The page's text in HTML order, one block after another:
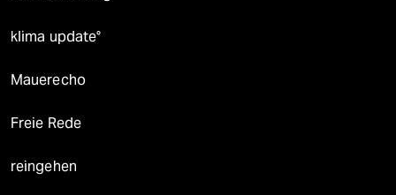
klima update°
Mauerecho
Freie Rede
reingehen